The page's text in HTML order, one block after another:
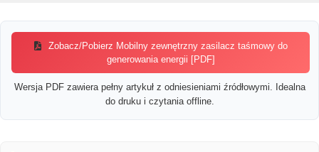
Zobacz/Pobierz Mobilny zewnętrzny zasilacz taśmowy do
generowania energii [PDF]
Wersja PDF zawiera pełny artykuł z odniesieniami źródłowymi. Idealna
do druku i czytania offline.